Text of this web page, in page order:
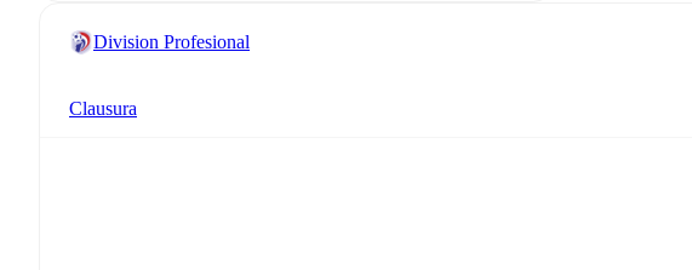
Division Profesional
Clausura